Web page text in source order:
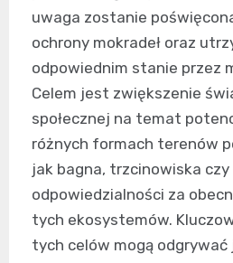
uwaga zostanie
ochrony mokradeł oraz
odpowiednim stanie przez
Celem jest zwiększenie
społecznej na temat
różnych formach terenów
jak bagna, trzcinowiska czy
odpowiedzialności za
tych ekosystemów.
tych celów mogą